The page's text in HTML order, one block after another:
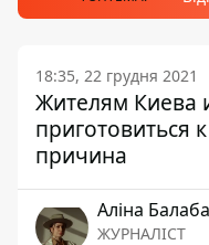
18:35, 22 грудня 2021
Жителям Киева
приготовиться
причина
Аліна
ЖУРНАЛІСТ